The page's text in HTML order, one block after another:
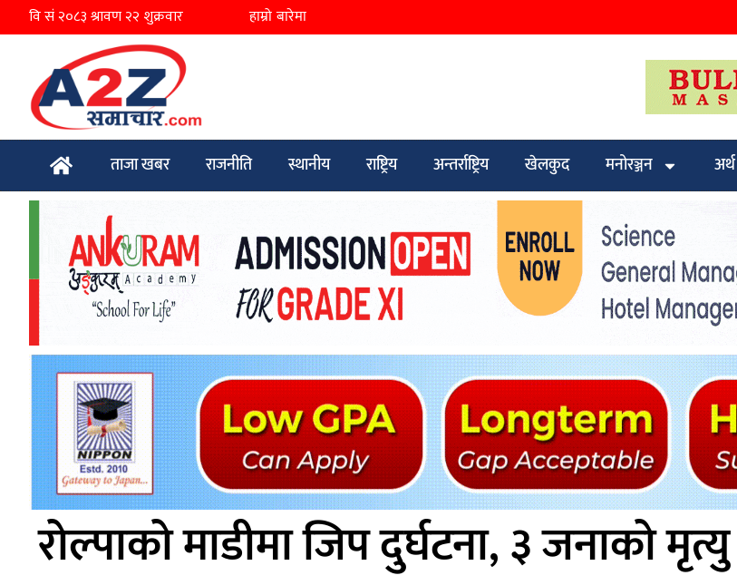
हाम्रो बारेमा
ताजा खबर राजनीति स्थानीय राष्ट्रिय अन्तर्राष्ट्रिय खेलकुद मनोरञ्जन अर्थ
रोल्पाको माडीमा जिप दुर्घटना, ३ जनाको मृत्यु